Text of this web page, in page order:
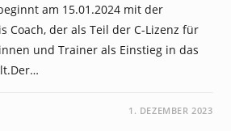
am 15.01.2024 mit der
Coach, der als Teil der C-Lizenz für
und Trainer als Einstieg in das
1. DEZEMBER 2023